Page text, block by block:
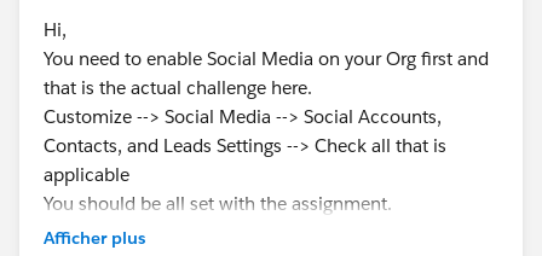
Hi,
You need to enable Social Media on your Org first and
that is the actual challenge here.
Customize --> Social Media --> Social Accounts,
Contacts, and Leads Settings --> Check all that is
applicable
You should be all set with the assignment.
Afficher plus